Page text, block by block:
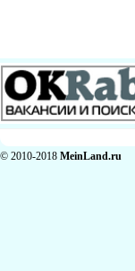
© 2010-2018 MeinLand.ru